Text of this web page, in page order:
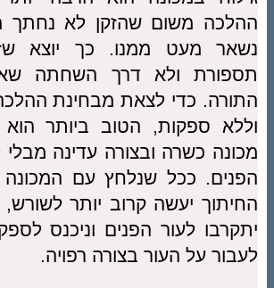
ההלכה משום שהזקן לא נחתך
נשאר מעט ממנו. כך יוצא
תספורת ולא דרך השחתה
התורה. כדי לצאת מבחינת
וללא ספקות, הטוב ביותר
מכונה כשרה ובצורה עדינה מבלי
הפנים. ככל שנלחץ עם
החיתוך יעשה קרוב יותר לשורש,
יתקרבו לעור הפנים וניכנס
לעבור על העור בצורה רפויה.